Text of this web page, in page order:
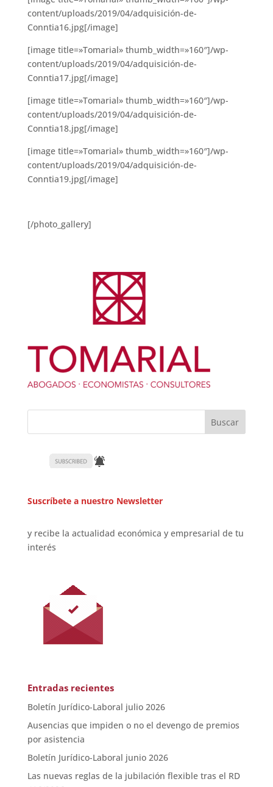
content/uploads/2019/04/adquisición-de-
Conntia16.jpg[/image]
[image title=»Tomarial» thumb_width=»160″]/wp-
content/uploads/2019/04/adquisición-de-
Conntia17.jpg[/image]
[image title=»Tomarial» thumb_width=»160″]/wp-
content/uploads/2019/04/adquisición-de-
Conntia18.jpg[/image]
[image title=»Tomarial» thumb_width=»160″]/wp-
content/uploads/2019/04/adquisición-de-
Conntia19.jpg[/image]
[/photo_gallery]
Suscríbete a nuestro Newsletter
y recibe la actualidad económica y empresarial de tu
interés
Entradas recientes
Boletín Jurídico-Laboral julio 2026
Ausencias que impiden o no el devengo de premios
por asistencia
Boletín Jurídico-Laboral junio 2026
Las nuevas reglas de la jubilación flexible tras el RD